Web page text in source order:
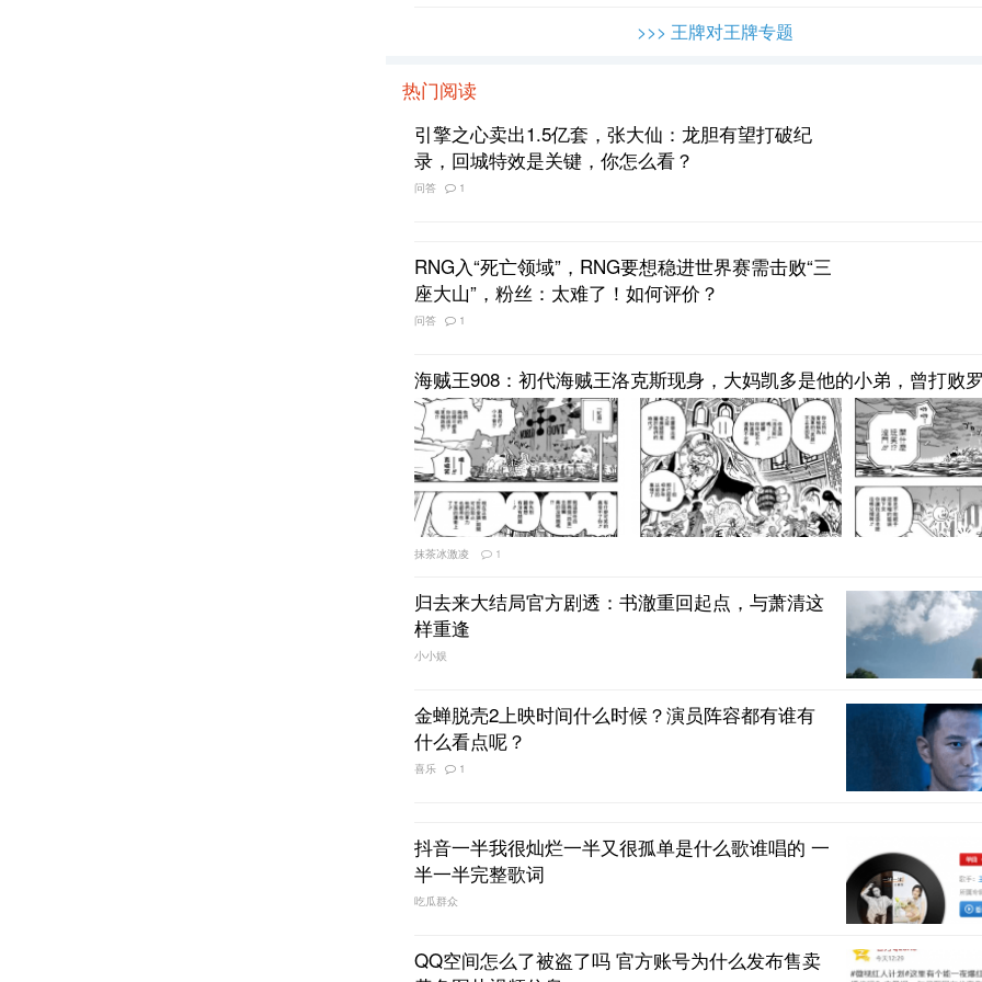
>>> 王牌对王牌专题
热门阅读
引擎之心卖出1.5亿套，张大仙：龙胆有望打破纪
录，回城特效是关键，你怎么看？
问答 1
RNG入“死亡领域”，RNG要想稳进世界赛需击败“三
座大山”，粉丝：太难了！如何评价？
问答 1
海贼王908：初代海贼王洛克斯现身，大妈凯多是他的小弟，曾打败
抹茶冰激凌 1
归去来大结局官方剧透：书澈重回起点，与萧清这
样重逢
小小娱
金蝉脱壳2上映时间什么时候？演员阵容都有谁有
什么看点呢？
喜乐 1
抖音一半我很灿烂一半又很孤单是什么歌谁唱的 一
半一半完整歌词
吃瓜群众
QQ空间怎么了被盗了吗 官方账号为什么发布售卖